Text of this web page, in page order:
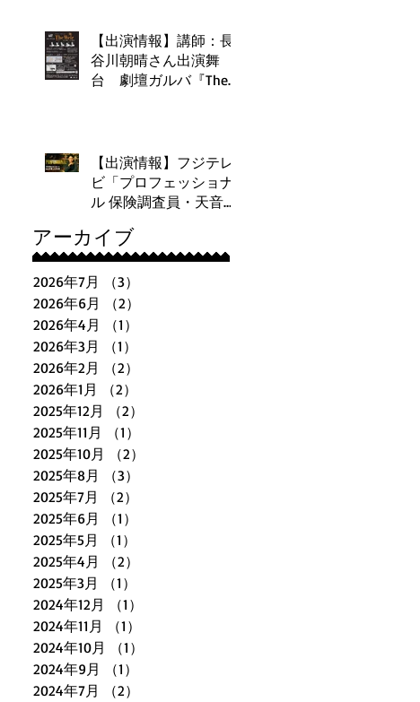
【出演情報】講師：長
谷川朝晴さん出演舞
台 劇壇ガルバ『The
【出演情報】フジテレ
ビ「プロフェッショナ
ル 保険調査員・天音
共演！
アーカイブ
2026年7月 （3）
2026年6月
（2）
2026年4月
（1）
2026年3月
（1）
2026年2月
（2）
2026年1月
（2）
2025年12月
（2）
2025年11月
（1）
2025年10月
（2）
2025年8月
（3）
2025年7月
（2）
2025年6月
（1）
2025年5月
（1）
2025年4月
（2）
2025年3月
（1）
2024年12月
（1）
2024年11月
（1）
2024年10月
（1）
2024年9月
（1）
2024年7月
（2）